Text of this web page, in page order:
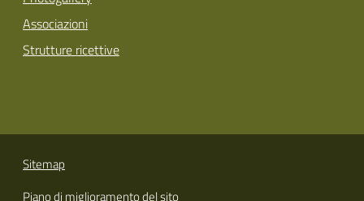
Associazioni
Strutture ricettive
Sitemap
Piano di miglioramento del sito